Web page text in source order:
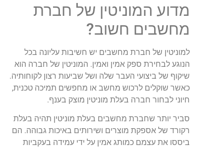
מדוע המוניטין של חברת
מחשבים חשוב?
למוניטין של חברת מחשבים יש חשיבות עליונה בכל
הנוגע לבחירת ספק אמין ואמין. המוניטין של חברה הוא
שיקוף של ביצועי העבר שלה ושל שביעות רצון לקוחותיה.
כאשר שוקלים לרכוש מחשב או מחפשים תמיכה טכנית,
חיוני לבחור חברה בעלת מוניטין מוצק בענף.
סביר יותר שחברת מחשבים בעלת מוניטין תהיה בעלת
רקורד של אספקת מוצרים ושירותים באיכות גבוהה. הם
ביססו את עצמם כמותג אמין על ידי עמידה בעקביות